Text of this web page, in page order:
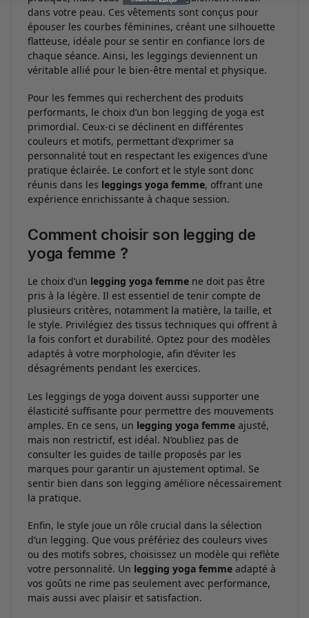
dans votre peau. Ces vêtements sont conçus pour
épouser les courbes féminines, créant une silhouette
flatteuse, idéale pour se sentir en confiance lors de
chaque séance. Ainsi, les leggings deviennent un
véritable allié pour le bien-être mental et physique.
Pour les femmes qui recherchent des produits
performants, le choix d’un bon legging de yoga est
primordial. Ceux-ci se déclinent en différentes
couleurs et motifs, permettant d’exprimer sa
personnalité tout en respectant les exigences d’une
pratique éclairée. Le confort et le style sont donc
réunis dans les leggings yoga femme, offrant une
expérience enrichissante à chaque session.
Comment choisir son legging de
yoga femme ?
Le choix d’un legging yoga femme ne doit pas être
pris à la légère. Il est essentiel de tenir compte de
plusieurs critères, notamment la matière, la taille, et
le style. Privilégiez des tissus techniques qui offrent à
la fois confort et durabilité. Optez pour des modèles
adaptés à votre morphologie, afin d’éviter les
désagréments pendant les exercices.
Les leggings de yoga doivent aussi supporter une
élasticité suffisante pour permettre des mouvements
amples. En ce sens, un legging yoga femme ajusté,
mais non restrictif, est idéal. N’oubliez pas de
consulter les guides de taille proposés par les
marques pour garantir un ajustement optimal. Se
sentir bien dans son legging améliore nécessairement
la pratique.
Enfin, le style joue un rôle crucial dans la sélection
d’un legging. Que vous préfériez des couleurs vives
ou des motifs sobres, choisissez un modèle qui reflète
votre personnalité. Un legging yoga femme adapté à
vos goûts ne rime pas seulement avec performance,
mais aussi avec plaisir et satisfaction.